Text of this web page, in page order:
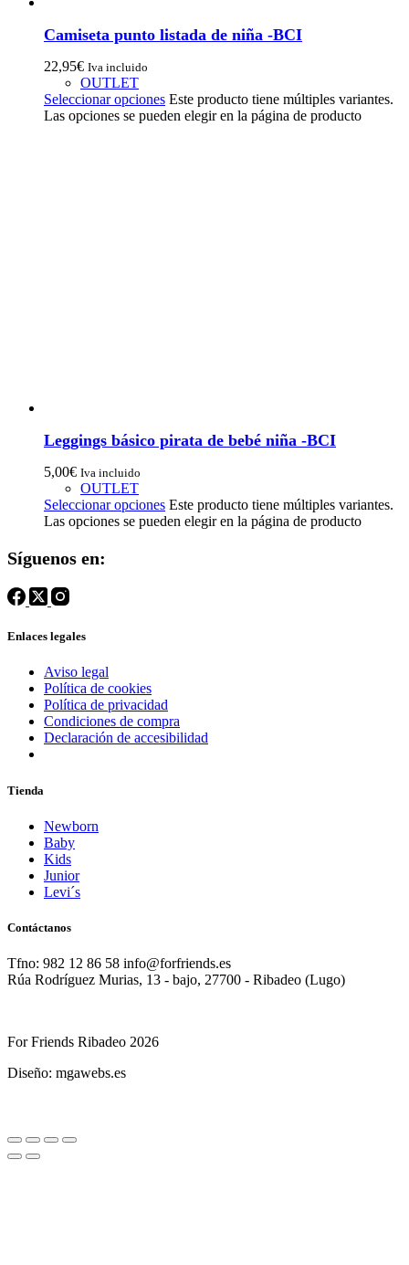
Camiseta punto listada de niña -BCI
22,95€ Iva incluido
OUTLET
Seleccionar opciones Este producto tiene múltiples variantes.
Las opciones se pueden elegir en la página de producto
Leggings básico pirata de bebé niña -BCI
5,00€ Iva incluido
OUTLET
Seleccionar opciones Este producto tiene múltiples variantes.
Las opciones se pueden elegir en la página de producto
Síguenos en:
Enlaces legales
Aviso legal
Política de cookies
Política de privacidad
Condiciones de compra
Declaración de accesibilidad
Tienda
Newborn
Baby
Kids
Junior
Levi´s
Contáctanos
Tfno: 982 12 86 58 info@forfriends.es
Rúa Rodríguez Murias, 13 - bajo, 27700 - Ribadeo (Lugo)
For Friends Ribadeo 2026
Diseño: mgawebs.es